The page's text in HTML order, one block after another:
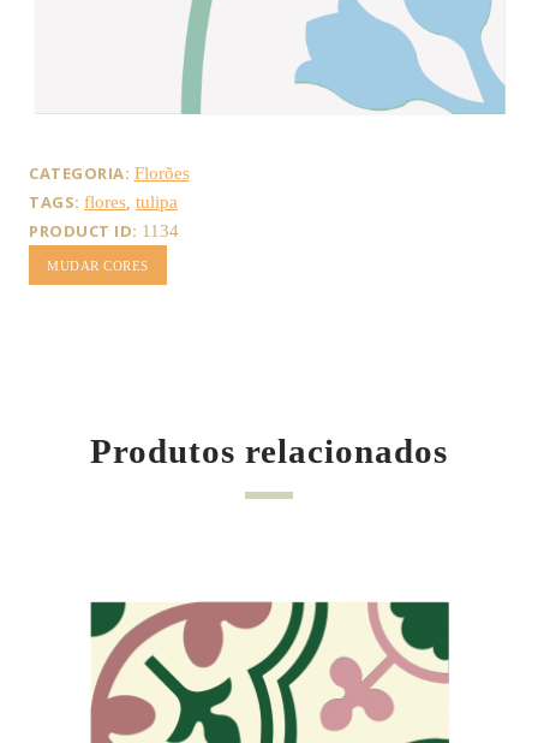
CATEGORIA: Florões
TAGS: flores, tulipa
PRODUCT ID: 1134
MUDAR CORES
Produtos relacionados